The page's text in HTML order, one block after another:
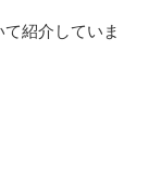
紹介していま